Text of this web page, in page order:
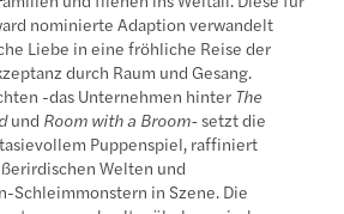
nominierte Adaption verwandelt
Liebe in eine fröhliche Reise der
durch Raum und Gesang.
-das Unternehmen hinter The
und Room with a Broom-setzt die
Puppenspiel, raffiniert
Welten und
Schleimmonstern in Szene. Die